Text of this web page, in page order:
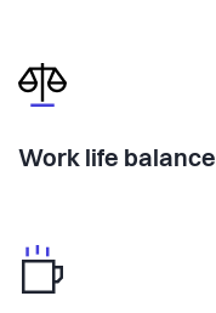
Work life balance